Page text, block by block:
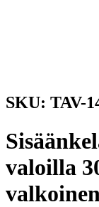
SKU: TAV-
valoilla